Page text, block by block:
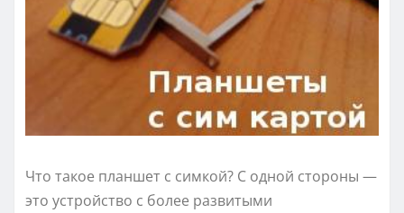
Что такое планшет с симкой? С одной стороны —
это устройство с более развитыми